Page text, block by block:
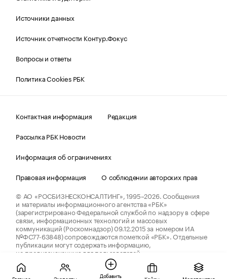
Источники данных
Источник отчетности Контур.Фокус
Вопросы и ответы
Политика Cookies РБК
Контактная информация
Редакция
Рассылка РБК Новости
Информация об ограничениях
Правовая информация
О соблюдении авторских прав
© АО «РОСБИЗНЕСКОНСАЛТИНГ»,1995–2026.Сообщения
и материалы информационного агентства «РБК»
(зарегистрировано Федеральной службой по надзору в сфере
связи, информационных технологий и массовых
коммуникаций (Роскомнадзор) 09.12.2015 за номером ИА
№ФС77-63848) сопровождаются пометкой «РБК». Отдельные
публикации могут содержать информацию,
не предназначенную для пользователей
до 18 лет.
companycardsfeedback@rbc.ru
Добавить